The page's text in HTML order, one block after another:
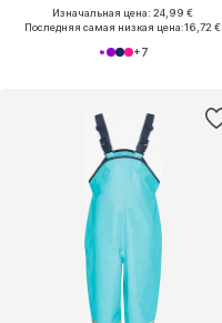
Изначальная цена: 24,99 €
Последняя самая низкая цена:16,72 €
+7